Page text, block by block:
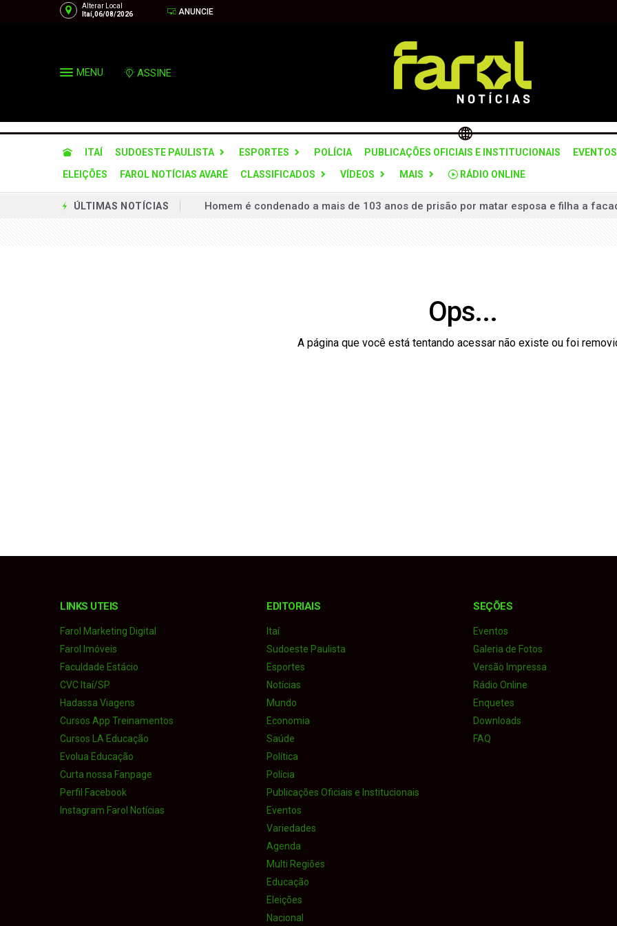
Alterar Local
Itaí,06/08/2026
ANUNCIE
MENU ASSINE
ITAÍ SUDOESTE PAULISTA ESPORTES POLÍCIA PUBLICAÇÕES OFICIAIS E INSTITUCIONAIS EVENTOS
ELEIÇÕES
FAROL NOTÍCIAS AVARÉ CLASSIFICADOS VÍDEOS MAIS RÁDIO ONLINE
ÚLTIMAS NOTÍCIAS
Homem é condenado a mais de 103 anos de prisão por matar esposa e filha a
Prefeitura firma parceria com Itararé para formação da Guarda Civil Municipal
Município terá prefeito interino até realização de novas eleições
Ops...
A página que você está tentando acessar não existe ou foi
LINKS UTEIS
Farol Marketing Digital
Farol Imóveis
Faculdade Estácio
CVC Itaí/SP
Hadassa Viagens
Cursos App Treinamentos
Cursos LA Educação
Evolua Educação
Curta nossa Fanpage
Perfil Facebook
Instagram Farol Notícias
EDITORIAIS
Itaí
Sudoeste Paulista
Esportes
Notícias
Mundo
Economia
Saúde
Política
Polícia
Publicações Oficiais e Institucionais
Eventos
Variedades
Agenda
Multi Regiões
Educação
Eleições
Nacional
SEÇÕES
Eventos
Galeria de Fotos
Versão Impressa
Rádio Online
Enquetes
Downloads
FAQ